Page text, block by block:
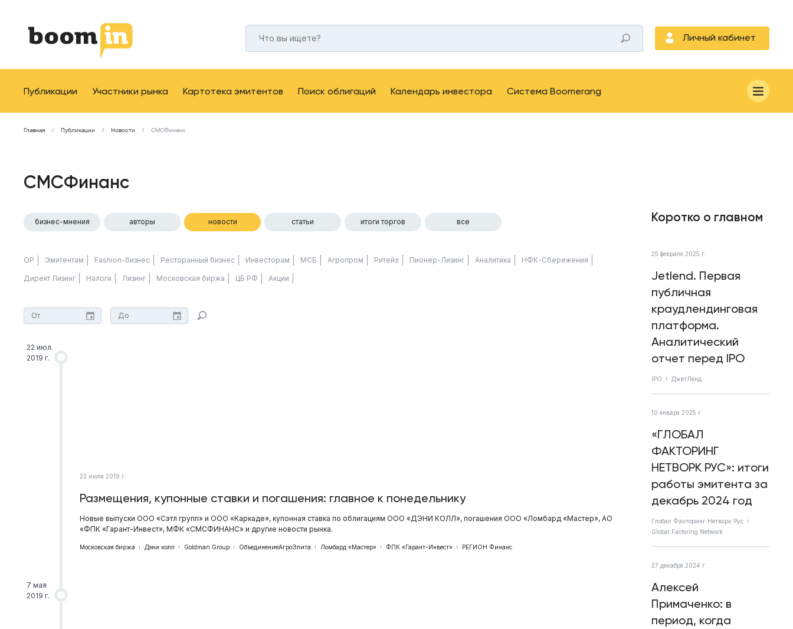
Личный кабинет
Публикации Участники рынка Картотека эмитентов Поиск облигаций Календарь инвестора Система Boomerang
Главная Публикации Новости СМСФинанс
СМСФинанс
бизнес-мнения авторы новости статьи итоги торгов все
ОР Эмитентам Fashion-бизнес Ресторанный бизнес Инвесторам МСБ Агропром Ритейл Пионер-Лизинг Аналитика НФК-Сбережения
Директ Лизинг Налоги Лизинг Московская биржа ЦБ РФ Акции
22 июл.
2019 г.
22 июля 2019 г.
Размещения, купонные ставки и погашения: главное к понедельнику
Новые выпуски ООО «Сэтл групп» и ООО «Каркаде», купонная ставка по облигациям ООО «ДЭНИ КОЛЛ», погашения ООО «Ломбард «Мастер», АО
«ФПК «Гарант-Инвест», МФК «СМСФИНАНС» и другие новости рынка.
Московская биржа Дэни колл Goldman Group ОбъединениеАгроЭлита Ломбард «Мастер» ФПК «Гарант-Инвест» РЕГИОН Финанс
7 мая
2019 г.
Коротко о главном
25 февраля 2025 г.
Jetlend. Первая
публичная
краудлендинговая
платформа.
Аналитический
отчет перед IPO
IPO ДжетЛенд
10 января 2025 г.
«ГЛОБАЛ
ФАКТОРИНГ
НЕТВОРК РУС»: итоги
работы эмитента за
декабрь 2024 год
Глобал Факторинг Нетворк Рус
Global Factoring Network
27 декабря 2024 г.
Алексей
Примаченко: в
период, когда